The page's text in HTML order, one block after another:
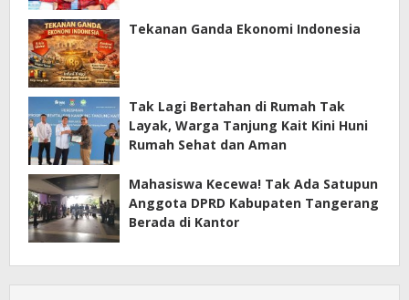
Tekanan Ganda Ekonomi Indonesia
Tak Lagi Bertahan di Rumah Tak
Layak, Warga Tanjung Kait Kini Huni
Rumah Sehat dan Aman
Mahasiswa Kecewa! Tak Ada Satupun
Anggota DPRD Kabupaten Tangerang
Berada di Kantor